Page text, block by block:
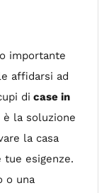
importante
affidarsi ad
di case in
la soluzione
la casa
esigenze.
o una